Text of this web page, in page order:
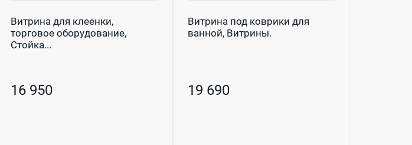
Витрина для клеенки,
торговое оборудование,
Стойка...
16 950
Витрина под коврики для
ванной, Витрины.
19 690